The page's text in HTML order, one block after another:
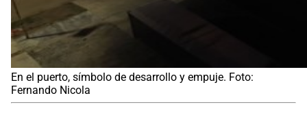
En el puerto, símbolo de desarrollo y empuje. Foto:
Fernando Nicola